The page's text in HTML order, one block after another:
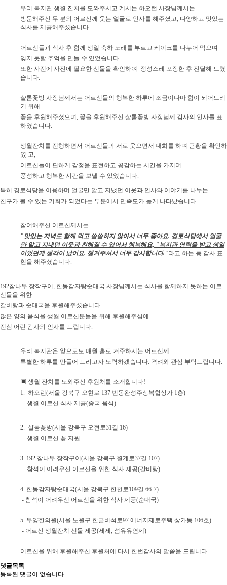
우리 복지관 생월 잔치를 도와주시고 계시는 하오런 사장님께서는
방문해주신 두 분의 어르신께 웃는 얼굴로 인사를 해주셨고, 다양하고 맛있는
식사를 제공해주셨습니다.
어르신들과 식사 후 함께 생일 축하 노래를 부르고 케이크를 나누어 먹으며
잊지 못할 추억을 만들 수 있었습니다.
또한 사전에 사전에 필요한 선물을 확인하여 정성스레 포장한 후 전달해 드렸
습니다.
샬롬꽃방 사장님께서는 어르신들의 행복한 하루에 조금이나마 힘이 되어드리
기 위해
꽃을 후원해주셨으며, 꽃을 후원해주신 샬롬꽃방 사장님께 감사의 인사를 표
하였습니다.
생월잔치를 진행하면서 어르신들과 서로 웃으면서 대화를 하며 근황을 확인하
였 고,
어르신들이 편하게 감정을 표현하고 공감하는 시간을 가지며
풍성하고 행복한 시간을 보낼 수 있었습니다.
특히 경로식당을 이용하며 얼굴만 알고 지냈던 이웃과 인사와 이야기를 나누는
친구가 될 수 있는 기회가 되었다는 부분에서 만족도가 높게 나타났습니다.
참여해주신 어르신께서는
"맛있는 저녁도 함께 먹고 쓸쓸하지 않아서 너무 좋아요. 경로식당에서 얼굴
만 알고 지내던 이웃과 친해질 수 있어서 행복해요, "복지관 연락을 받고 생일
이었던게 생각이 났어요. 챙겨주셔서 너무 감사합니다."라고 하는 등 감사 표
현을 해주셨습니다.
192참나무 장작구이, 한동감자탕순대국 사장님께서는 식사를 함께하지 못하는 어르
신들을 위한
갈비탕과 순대국을 후원해주셨습니다.
많은 양의 음식을 생월 어르신분들을 위해 후원해주심에
진심 어린 감사의 인사를 드립니다.
우리 복지관은 앞으로도 매월 홀로 거주하시는 어르신께
특별한 하루를 만들어 드리고자 노력하겠습니다. 격려와 관심 부탁드립니다.
▣ 생월 잔치를 도와주신 후원처를 소개합니다!
1. 하오런(서울 강북구 오현로 137 번동완성주상복합상가 1층)
- 생월 어르신 식사 제공(중국 음식)
2. 샬롬꽃방(서울 강북구 오현로31길 16)
- 생월 어르신 꽃 지원
3. 192 참나무 장작구이(서울 강북구 월계로37길 107)
- 참석이 어려우신 어르신을 위한 식사 제공(갈비탕)
4. 한동감자탕순대국(서울 강북구 한천로109길 66-7)
- 참석이 어려우신 어르신을 위한 식사 제공(순대국)
5. 무양한의원(서울 노원구 한글비석로97 에너지제로주택 상가동 106호)
- 어르신 생월잔치 선물 제공(세제, 섬유유연제)
어르신을 위해 후원해주신 후원처에 다시 한번 감사의 말씀을 드립니다.
댓글목록
등록된 댓글이 없습니다.